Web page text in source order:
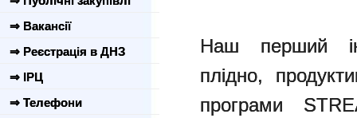
⇒ Вакансії
⇒ Реєстрація в ДНЗ
⇒ ІРЦ
⇒ Телефони
Наш перший
плідно,
програми